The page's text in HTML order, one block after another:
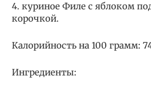
4. куриное Филе с яблоком
корочкой.
Калорийность на 100 грамм:
Ингредиенты: